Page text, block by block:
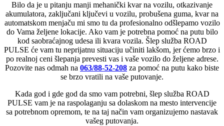
Bilo da je u pitanju manji mehanički kvar na vozilu, otkazivanje
akumulatora, zaključani ključevi u vozilu, probušena guma, kvar na
automatskom menjaču mi smo tu da profesionalno odšlepamo vozilo
do Vama željene lokacije. Ako vam je potrebna pomoć na putu bilo
kod saobraćajnog udesa ili kvara vozila. Šlep služba ROAD
PULSE će vam tu neprijatnu situaciju učiniti lakšom, jer ćemo brzo i
po realnoj ceni šlepanja prevesti vas i vaše vozilo do željene adrese.
Pozovite nas odmah na 063/88-52-208 za pomoć na putu kako biste
se brzo vratili na vaše putovanje.
Kada god i gde god da smo vam potrebni, šlep služba ROAD
PULSE vam je na raspolaganju sa dolaskom na mesto intervencije
sa potrebnom opremom, te na taj način vam organizujemo nastavak
vašeg putovanja.